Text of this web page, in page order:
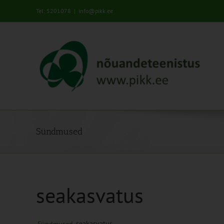
Tel: 5201078 | info@pikk.ee
Sündmused
seakasvatus